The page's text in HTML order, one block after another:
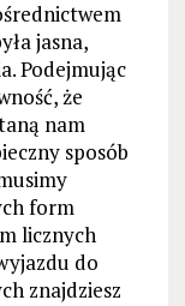
jasna,
Podejmując
że
nam
sposób
form
licznych
do
znajdziesz